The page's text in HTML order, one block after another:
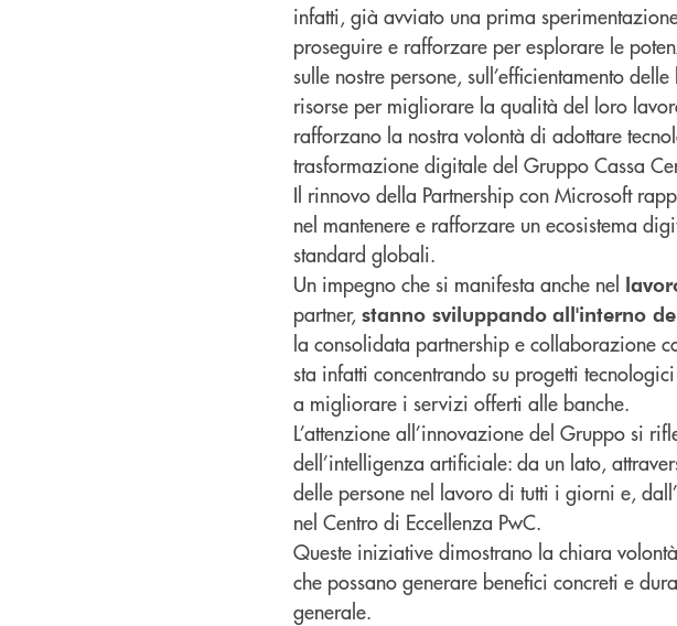
infatti, già avviato una prima
proseguire e rafforzare per esplorare le
sulle nostre persone, sull’efficientamento
risorse per migliorare la qualità del loro
rafforzano la nostra volontà di adottare
trasformazione digitale del Gruppo Cassa
Il rinnovo della Partnership con Microsoft
nel mantenere e rafforzare un ecosistema
standard globali.
Un impegno che si manifesta anche nel
partner, stanno sviluppando all'interno
la consolidata partnership e collaborazione
sta infatti concentrando su progetti
a migliorare i servizi offerti alle banche.
L’attenzione all’innovazione del Gruppo si
dell’intelligenza artificiale: da un lato,
delle persone nel lavoro di tutti i giorni e,
nel Centro di Eccellenza PwC.
Queste iniziative dimostrano la chiara
che possano generare benefici concreti e
generale.